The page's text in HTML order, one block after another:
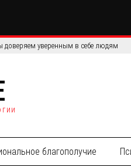
сравнение эффективности и
благополучие